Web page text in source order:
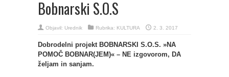
Bobnarski S.O.S
Objavil: Urednik Rubrika: KULTURA 2. 3. 2017
Dobrodelni projekt BOBNARSKI S.O.S. »NA
POMOČ BOBNAR(JEM)« – NE izgovorom, DA
željam in sanjam.